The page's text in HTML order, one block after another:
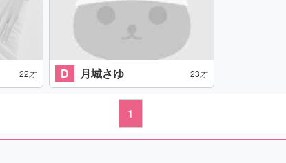
22才 D 月城さゆ 23才
1